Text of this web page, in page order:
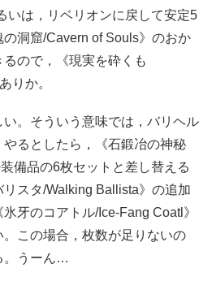
いは，リベリオンに戻して安定5
洞窟/Cavern of Souls》のおか
ので，《現実を砕くも
りか。
。そういう意味では，バリヘル
るとしたら，《石鍛冶の神秘
備品の6枚セットと差し替える
スタ/Walking Ballista》の追加
牙のコアトル/Ice-Fang Coatl》
この場合，枚数が足りないの
。うーん…